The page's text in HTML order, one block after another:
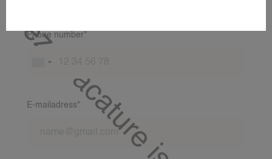
Phone number*
E-mailadress*